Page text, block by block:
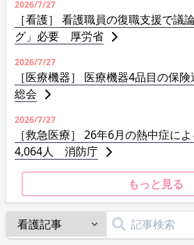
2026/7/27
［看護］ 看護職員の復職支援で議
グ」必要 厚労省
2026/7/27
［医療機器］ 医療機器4品目の保
総会
2026/7/27
［救急医療］ 26年6月の熱中症に
4,064人 消防庁
もっと見る